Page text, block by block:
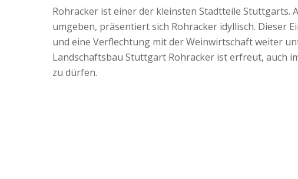
Rohracker ist einer der kleinsten Stadtteile Stuttgarts.
umgeben, präsentiert sich Rohracker idyllisch. Dieser
und eine Verflechtung mit der Weinwirtschaft weiter
Landschaftsbau Stuttgart Rohracker ist erfreut, auch
zu dürfen.